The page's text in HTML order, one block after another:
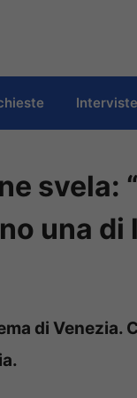
Interviste
svela:
una di
di Venezia.